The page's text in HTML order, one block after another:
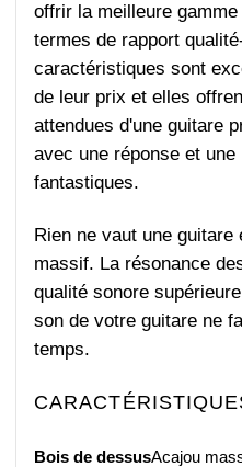
offrir la meilleure
termes de rapport
caractéristiques sont
de leur prix et elles
attendues d'une guitare
avec une réponse et
fantastiques.
Rien ne vaut une guitare
massif. La résonance
qualité sonore
son de votre guitare ne
temps.
Bois de dessusAcajou